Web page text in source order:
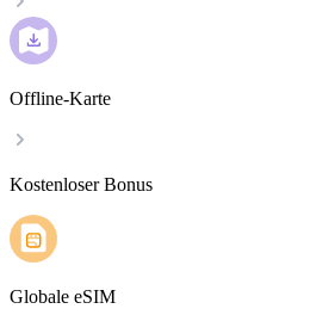
Offline-Karte
Kostenloser Bonus
Globale eSIM